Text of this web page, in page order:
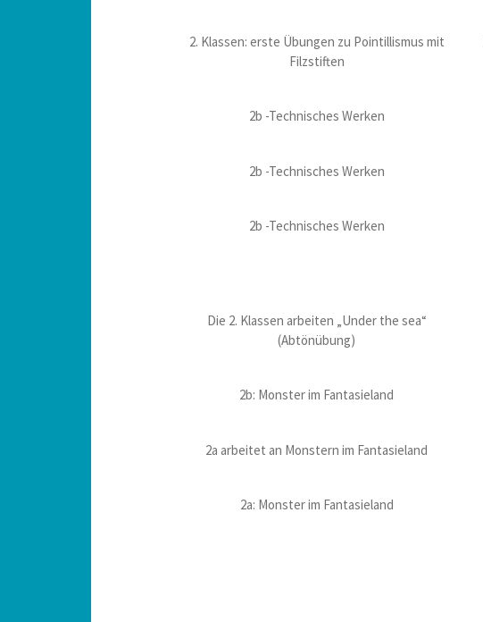
2. Klassen: erste Übungen zu Pointillismus mit
Filzstiften
2b -Technisches Werken
2b -Technisches Werken
2b -Technisches Werken
Die 2. Klassen arbeiten „Under the sea“
(Abtönübung)
2b: Monster im Fantasieland
2a arbeitet an Monstern im Fantasieland
2a: Monster im Fantasieland